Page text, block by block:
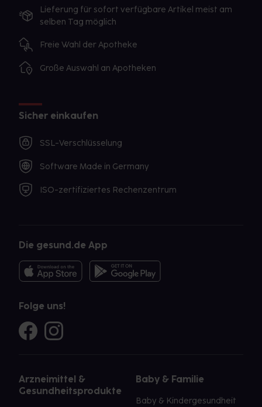
Lieferung für sofort verfügbare Artikel meist am
selben Tag möglich
Freie Wahl der Apotheke
Große Auswahl an Apotheken
Sicher einkaufen
SSL-Verschlüsselung
Software Made in Germany
ISO-zertifiziertes Rechenzentrum
Die gesund.de App
Folge uns!
Arzneimittel &
Gesundheitsprodukte
Baby & Familie
Baby & Kindergesundheit